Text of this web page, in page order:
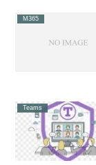
M365
Teams